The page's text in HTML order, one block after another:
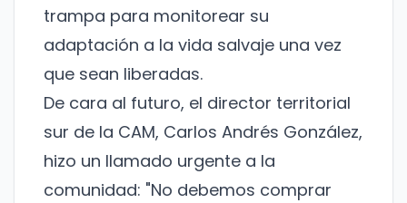
trampa para monitorear su
adaptación a la vida salvaje una vez
que sean liberadas.
De cara al futuro, el director territorial
sur de la CAM, Carlos Andrés González,
hizo un llamado urgente a la
comunidad: "No debemos comprar